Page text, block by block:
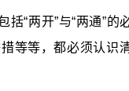
“两开”与“两通”的
等等，都必须认识